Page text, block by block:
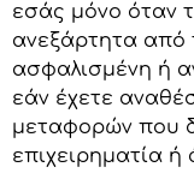
εσάς μόνο όταν
ανεξάρτητα από
ασφαλισμένη ή
εάν έχετε
μεταφορών που
επιχειρηματία ή